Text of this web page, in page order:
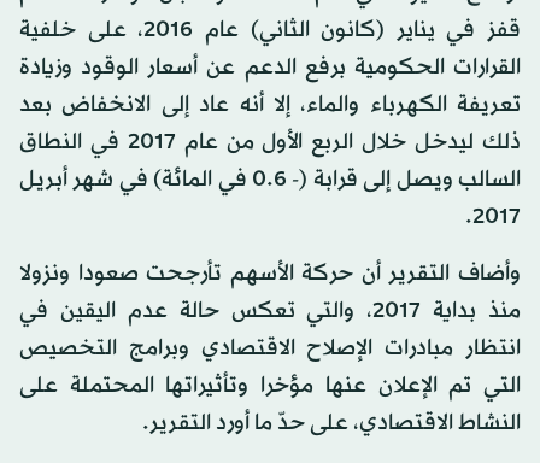
قفز في يناير (كانون الثاني) عام 2016، على خلفية
القرارات الحكومية برفع الدعم عن أسعار الوقود وزيادة
تعريفة الكهرباء والماء، إلا أنه عاد إلى الانخفاض بعد
ذلك ليدخل خلال الربع الأول من عام 2017 في النطاق
السالب ويصل إلى قرابة (- 0.6 في المائة) في شهر أبريل
2017.
وأضاف التقرير أن حركة الأسهم تأرجحت صعودا ونزولا
منذ بداية 2017، والتي تعكس حالة عدم اليقين في
انتظار مبادرات الإصلاح الاقتصادي وبرامج التخصيص
التي تم الإعلان عنها مؤخرا وتأثيراتها المحتملة على
النشاط الاقتصادي، على حدّ ما أورد التقرير.